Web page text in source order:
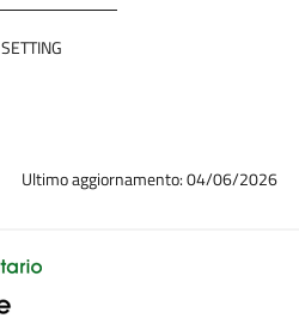
SETTING
Ultimo aggiornamento: 04/06/2026